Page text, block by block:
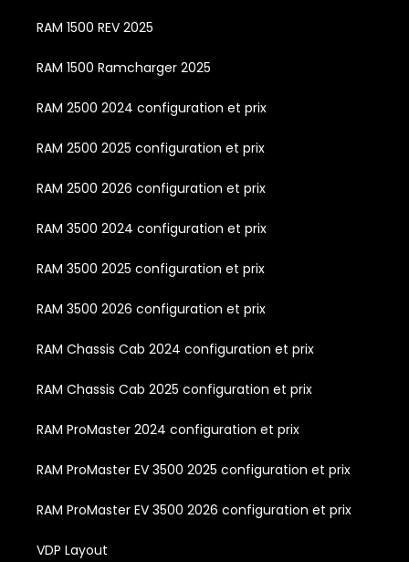
RAM 1500 REV 2025
RAM 1500 Ramcharger 2025
RAM 2500 2024 configuration et prix
RAM 2500 2025 configuration et prix
RAM 2500 2026 configuration et prix
RAM 3500 2024 configuration et prix
RAM 3500 2025 configuration et prix
RAM 3500 2026 configuration et prix
RAM Chassis Cab 2024 configuration et prix
RAM Chassis Cab 2025 configuration et prix
RAM ProMaster 2024 configuration et prix
RAM ProMaster EV 3500 2025 configuration et prix
RAM ProMaster EV 3500 2026 configuration et prix
VDP Layout